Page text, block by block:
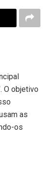
O objetivo
as
os